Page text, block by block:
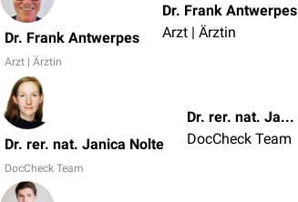
Dr. Frank Antwerpes
Arzt | Ärztin
Dr. Frank Antwerpes
Arzt | Ärztin
Dr. rer. nat. Janica Nolte
DocCheck Team
Dr. rer. nat. Janica Nolte
DocCheck Team